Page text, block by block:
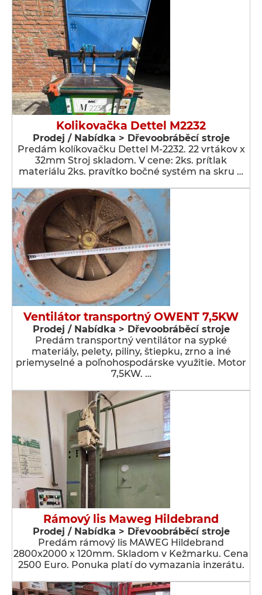
Kolikovačka Dettel M2232
Prodej / Nabídka > Dřevoobráběcí stroje
Predám kolíkovačku Dettel M-2232. 22 vrtákov x
32mm Stroj skladom. V cene: 2ks. prítlak
materiálu 2ks. pravítko bočné systém na skru …
Ventilátor transportný OWENT 7,5KW
Prodej / Nabídka > Dřevoobráběcí stroje
Predám transportný ventilátor na sypké
materiály, pelety, piliny, štiepku, zrno a iné
priemyselné a poľnohospodárske využitie. Motor
7,5KW. …
Rámový lis Maweg Hildebrand
Prodej / Nabídka > Dřevoobráběcí stroje
Predám rámový lis MAWEG Hildebrand
2800x2000 x 120mm. Skladom v Kežmarku. Cena
2500 Euro. Ponuka platí do vymazania inzerátu.